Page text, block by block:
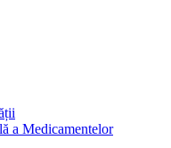
a Medicamentelor